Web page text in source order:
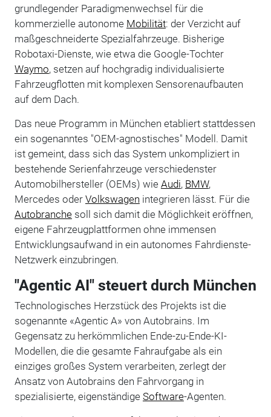
grundlegender Paradigmenwechsel für die
kommerzielle autonome Mobilität: der Verzicht auf
maßgeschneiderte Spezialfahrzeuge. Bisherige
Robotaxi-Dienste, wie etwa die Google-Tochter
Waymo, setzen auf hochgradig individualisierte
Fahrzeugflotten mit komplexen Sensorenaufbauten
auf dem Dach.
Das neue Programm in München etabliert stattdessen
ein sogenanntes "OEM-agnostisches" Modell. Damit
ist gemeint, dass sich das System unkompliziert in
bestehende Serienfahrzeuge verschiedenster
Automobilhersteller (OEMs) wie Audi, BMW,
Mercedes oder Volkswagen integrieren lässt. Für die
Autobranchesoll sich damit die Möglichkeit eröffnen,
eigene Fahrzeugplattformen ohne immensen
Entwicklungsaufwand in ein autonomes Fahrdienste-
Netzwerk einzubringen.
"Agentic AI" steuert durch München
Technologisches Herzstück des Projekts ist die
sogenannte «Agentic A» von Autobrains. Im
Gegensatz zu herkömmlichen Ende-zu-Ende-KI-
Modellen, die die gesamte Fahraufgabe als ein
einziges großes System verarbeiten, zerlegt der
Ansatz von Autobrains den Fahrvorgang in
spezialisierte, eigenständige Software-Agenten.